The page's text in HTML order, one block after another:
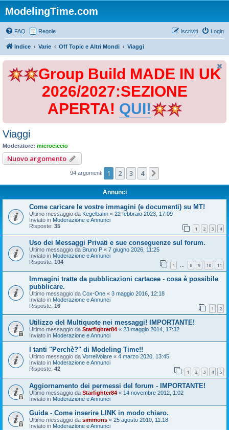
ModelingTime.com
FAQ Regole Login
Iscriviti
Indice Varie Off Topic e Altri Mondi Viaggi
Group Build MADE IN UK
2026/2027:SEZIONE
APERTA! QUI!
Viaggi
Moderatore: microciccio
Nuovo argomento
94 argomenti 1 2 3 4
Annunci
Come caricare le vostre immagini (e documenti) su MT!
Ultimo messaggio da Kegelbahn « 22 febbraio 2023, 17:09
Inviato in Moderazione e Annunci
Risposte: 35 1 2 3 4
Uso dei Messaggi Privati e sue conseguenze sul forum.
Ultimo messaggio da Bruno P « 7 giugno 2026, 11:25
Inviato in Moderazione e Annunci
Risposte: 104 1 … 8 9 10 11
Immagini tratte da pubblicazioni cartacee - cosa è possibile
pubblicare.
Ultimo messaggio da Cox-One « 3 maggio 2016, 12:18
Inviato in Moderazione e Annunci
Risposte: 16 1 2
Utilizzo del Multiquote nei messaggi! IMPORTANTE!
Ultimo messaggio da Starfighter84 « 23 maggio 2014, 17:32
Inviato in Moderazione e Annunci
I tanti "Perchè?" di Modeling Time!!
Ultimo messaggio da VorreiVolare « 4 marzo 2020, 13:45
Inviato in Moderazione e Annunci
Risposte: 42 1 2 3 4 5
Aggiornamento dei permessi del forum - IMPORTANTE!
Ultimo messaggio da Starfighter84 « 14 novembre 2012, 1:02
Inviato in Moderazione e Annunci
Guida - Come inserire LINK in modo chiaro.
Ultimo messaggio da simmons « 25 agosto 2010, 11:18
Inviato in Moderazione e Annunci